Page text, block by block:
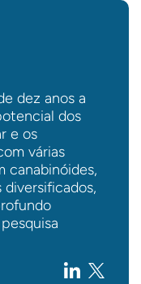
dez anos a
dos
e os
várias
canabinóides,